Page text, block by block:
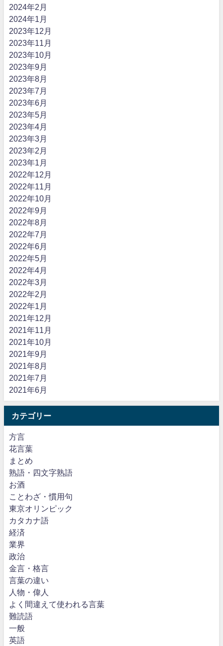
2024年2月
2024年1月
2023年12月
2023年11月
2023年10月
2023年9月
2023年8月
2023年7月
2023年6月
2023年5月
2023年4月
2023年3月
2023年2月
2023年1月
2022年12月
2022年11月
2022年10月
2022年9月
2022年8月
2022年7月
2022年6月
2022年5月
2022年4月
2022年3月
2022年2月
2022年1月
2021年12月
2021年11月
2021年10月
2021年9月
2021年8月
2021年7月
2021年6月
カテゴリー
方言
花言葉
まとめ
熟語・四文字熟語
お酒
ことわざ・慣用句
東京オリンピック
カタカナ語
経済
業界
政治
金言・格言
言葉の違い
人物・偉人
よく間違えて使われる言葉
難読語
一般
英語